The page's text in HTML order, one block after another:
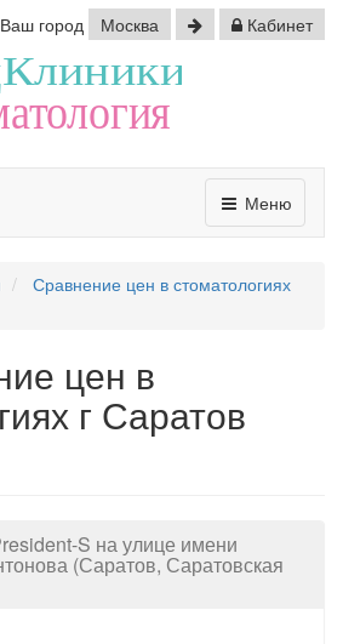
Ваш город Москва Кабинет
Меню
Сравнение цен в стоматологиях
цен в
г Саратов
S на улице имени
(Саратов, Саратовская